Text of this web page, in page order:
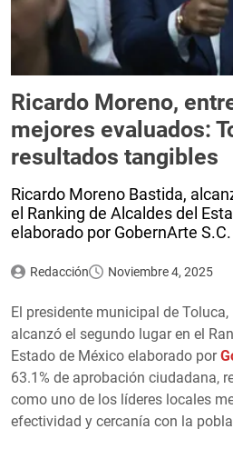
Ricardo Moreno,
mejores evaluados:
resultados tangibles
Ricardo Moreno Bastida,
el Ranking de Alcaldes del
elaborado por GobernArte S.C.
Redacción Noviembre 4, 2025
El presidente municipal de
alcanzó el segundo lugar en el
Estado de México elaborado por
63.1% de aprobación ciudadana,
como uno de los líderes locales
efectividad y cercanía con la